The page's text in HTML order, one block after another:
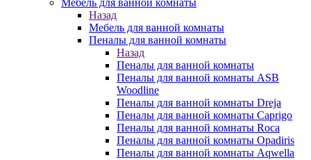
Мебель для ванной комнаты
Назад
Мебель для ванной комнаты
Пеналы для ванной комнаты
Назад
Пеналы для ванной комнаты
Пеналы для ванной комнаты ASB
Woodline
Пеналы для ванной комнаты Dreja
Пеналы для ванной комнаты Caprigo
Пеналы для ванной комнаты Roca
Пеналы для ванной комнаты Opadiris
Пеналы для ванной комнаты Aqwella